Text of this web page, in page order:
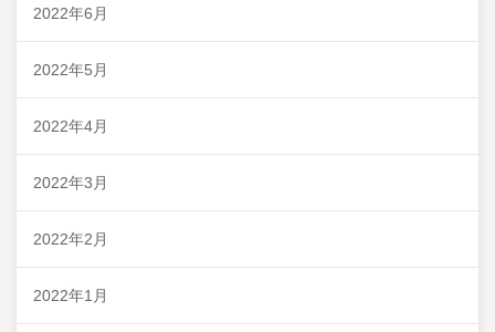
2022年6月
2022年5月
2022年4月
2022年3月
2022年2月
2022年1月